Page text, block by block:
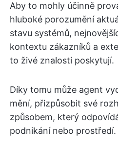
Aby to mohly účinně
hluboké porozumění
stavu systémů,
kontextu zákazníků a
to živé znalosti poskytují.
Díky tomu může agent
mění, přizpůsobit své
způsobem, který
podnikání nebo prostředí.